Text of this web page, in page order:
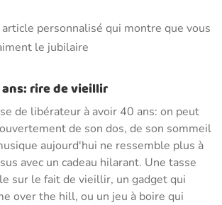
personnalisé qui montre que vous
le jubilaire
rire de vieillir
de libérateur à avoir 40 ans: on peut
de son dos, de son sommeil
aujourd'hui ne ressemble plus à
avec un cadeau hilarant. Une tasse
sur le fait de vieillir, un gadget qui
over the hill, ou un jeu à boire qui